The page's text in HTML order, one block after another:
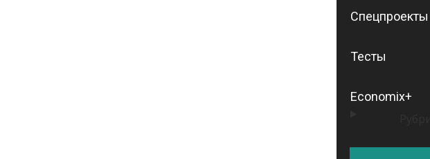
Спецпроекты
Тесты
Economix+